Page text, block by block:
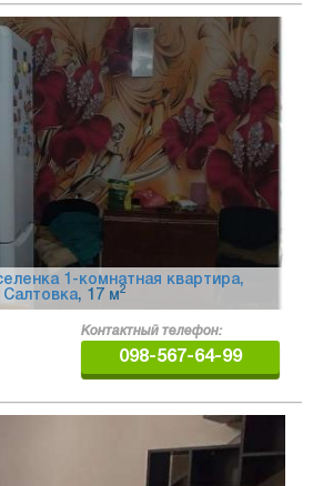
1-комнатная квартира,
Салтовка, 17 м2
Контактный телефон:
098-567-64-99